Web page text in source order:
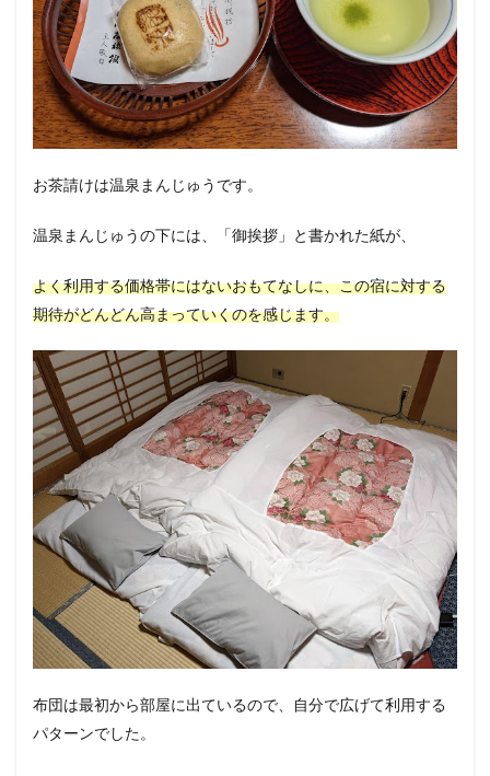
お茶請けは温泉まんじゅうです。
温泉まんじゅうの下には、「御挨拶」と書かれた紙が、
よく利用する価格帯にはないおもてなしに、この宿に対する
期待がどんどん高まっていくのを感じます。
布団は最初から部屋に出ているので、自分で広げて利用する
パターンでした。